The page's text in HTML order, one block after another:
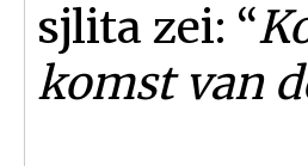
sjlita zei: “
komst van